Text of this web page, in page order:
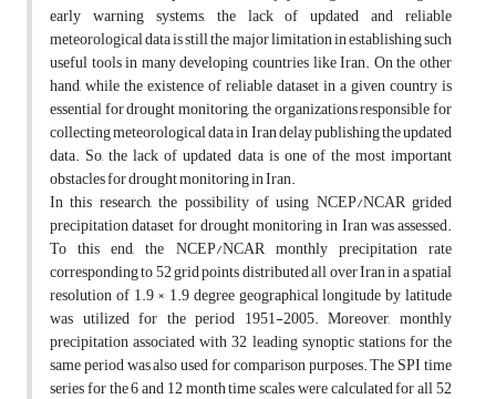
early warning systems, the lack of updated and reliable
meteorological data is still the major limitation in establishing such
useful tools in many developing countries like Iran. On the other
hand, while the existence of reliable dataset in a given country is
essential for drought monitoring, the organizations responsible for
collecting meteorological data in Iran delay publishing the updated
data. So, the lack of updated data is one of the most important
obstacles for drought monitoring in Iran.
In this research, the possibility of using NCEP/NCAR grided
precipitation dataset for drought monitoring in Iran was assessed.
To this end, the NCEP/NCAR monthly precipitation rate
corresponding to 52 grid points distributed all over Iran in a spatial
resolution of 1.9 × 1.9 degree geographical longitude by latitude
was utilized for the period 1951-2005. Moreover, monthly
precipitation associated with 32 leading synoptic stations for the
same period was also used for comparison purposes. The SPI time
series for the 6 and 12 month time scales were calculated for all 52